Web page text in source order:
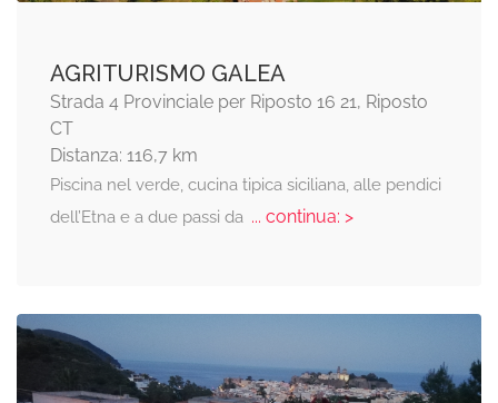
AGRITURISMO GALEA
Strada 4 Provinciale per Riposto 16 21, Riposto
CT
Distanza: 116,7 km
Piscina nel verde, cucina tipica siciliana, alle pendici
dell’Etna e a due passi da... continua: >